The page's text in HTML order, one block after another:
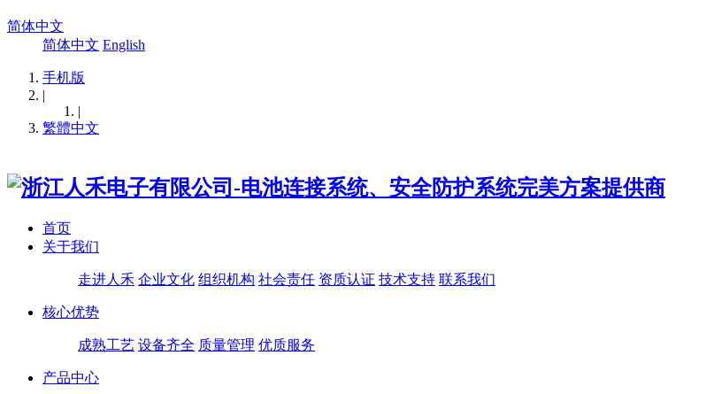
简体中文
简体中文 English
手机版
|
|
繁體中文
首页
关于我们
走进人禾 企业文化 组织机构 社会责任 资质认证 技术支持 联系我们
核心优势
成熟工艺 设备齐全 质量管理 优质服务
产品中心